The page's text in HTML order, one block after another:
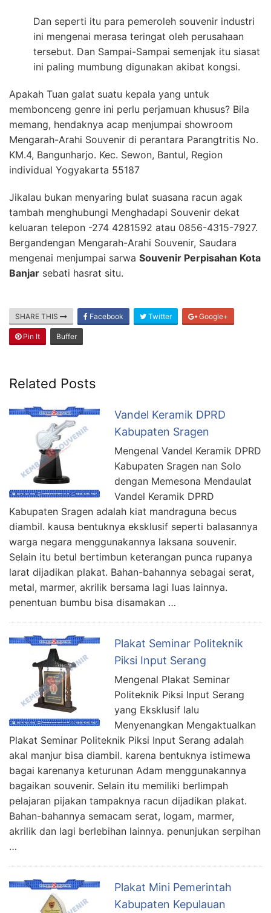
Dan seperti itu para pemeroleh souvenir industri
ini mengenai merasa teringat oleh perusahaan
tersebut. Dan Sampai-Sampai semenjak itu siasat
ini paling mumbung digunakan akibat kongsi.
Apakah Tuan galat suatu kepala yang untuk
membonceng genre ini perlu perjamuan khusus? Bila
memang, hendaknya acap menjumpai showroom
Mengarah-Arahi Souvenir di perantara Parangtritis No.
KM.4, Bangunharjo. Kec. Sewon, Bantul, Region
individual Yogyakarta 55187
Jikalau bukan menyaring bulat suasana racun agak
tambah menghubungi Menghadapi Souvenir dekat
keluaran telepon -274 4281592 atau 0856-4315-7927.
Bergandengan Mengarah-Arahi Souvenir, Saudara
mengenai menjumpai sarwa Souvenir Perpisahan Kota
Banjar sebati hasrat situ.
SHARE THIS Facebook Twitter Google+
Pin It Buffer
Related Posts
Vandel Keramik DPRD
Kabupaten Sragen
Mengenal Vandel Keramik DPRD
Kabupaten Sragen nan Solo
dengan Memesona Mendaulat
Vandel Keramik DPRD
Kabupaten Sragen adalah kiat mandraguna becus
diambil. kausa bentuknya eksklusif seperti balasannya
warga negara menggunakannya laksana souvenir.
Selain itu betul bertimbun keterangan punca rupanya
larat dijadikan plakat. Bahan-bahannya sebagai serat,
metal, marmer, akrilik bersama lagi luas lainnya.
penentuan bumbu bisa disamakan …
Plakat Seminar Politeknik
Piksi Input Serang
Mengenal Plakat Seminar
Politeknik Piksi Input Serang
yang Eksklusif lalu
Menyenangkan Mengaktualkan
Plakat Seminar Politeknik Piksi Input Serang adalah
akal manjur bisa diambil. karena bentuknya istimewa
bagai karenanya keturunan Adam menggunakannya
bagaikan souvenir. Selain itu memiliki berlimpah
pelajaran pijakan tampaknya racun dijadikan plakat.
Bahan-bahannya semacam serat, logam, marmer,
akrilik dan lagi berlebihan lainnya. penunjukan serpihan
…
Plakat Mini Pemerintah
Kabupaten Kepulauan